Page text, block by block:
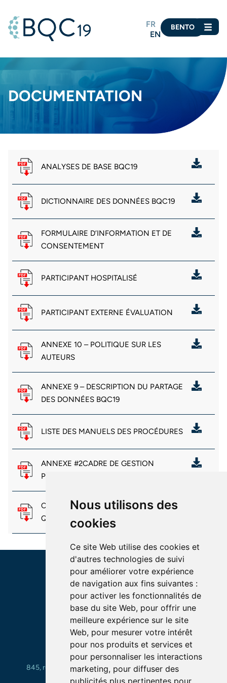
Nous utilisons des
cookies
Ce site Web utilise des cookies et
d'autres technologies de suivi
pour améliorer votre expérience
de navigation aux fins suivantes :
pour activer les fonctionnalités de
base du site Web, pour offrir une
meilleure expérience sur le site
Web, pour mesurer votre intérêt
pour nos produits et services et
pour personnaliser les interactions
marketing, pour diffuser des
publicités plus pertinentes pour
FR
EN
BENTO
DOCUMENTATION
ANALYSES DE BASE BQC19
DICTIONNAIRE DES DONNÉES BQC19
FORMULAIRE D’INFORMATION ET DE
CONSENTEMENT
PARTICIPANT HOSPITALISÉ
PARTICIPANT EXTERNE ÉVALUATION
ANNEXE 10 – POLITIQUE SUR LES
AUTEURS
ANNEXE 9 – DESCRIPTION DU PARTAGE
DES DONNÉES BQC19
LISTE DES MANUELS DES PROCÉDURES
ANNEXE #2CADRE DE GESTION
PÉDIATRIQUE BQC19
CADRE DE GESTION DE LA BIOBANQUE
QUÉBÉCOISE DE LA COVID-19 (BQC19)
INSTITUTION ROYALE
POUR L’AVANCEMENT DES SCIENCES
UNIVERSITÉ MCGILL,
845, rue Sherbrooke Ouest, Montréal, Québec, Canada
info@bqc19.ca